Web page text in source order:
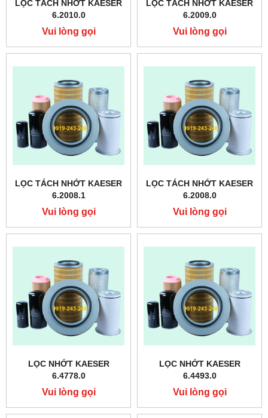
LỌC TÁCH NHỚT KAESER
6.2010.0
Vui lòng gọi
LỌC TÁCH NHỚT KAESER
6.2009.0
Vui lòng gọi
LỌC TÁCH NHỚT KAESER
6.2008.1
Vui lòng gọi
LỌC TÁCH NHỚT KAESER
6.2008.0
Vui lòng gọi
LỌC NHỚT KAESER
6.4778.0
Vui lòng gọi
LỌC NHỚT KAESER
6.4493.0
Vui lòng gọi